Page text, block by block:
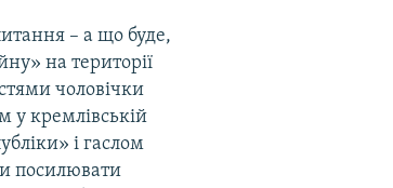
– а що буде,
на території
чоловічки
у кремлівській
і гаслом
посилювати